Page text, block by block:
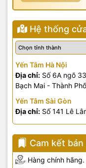
Hệ thống
Yến Tâm Hà Nội
Địa chỉ: Số 6A ngõ
Bạch Mai - Thành
Yến Tâm Sài Gòn
Địa chỉ: Số 141 Lê
Cam kết bán
Hàng chính